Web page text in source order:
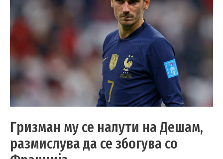
Гризман му се налути на Дешам,
размислува да се збогува со